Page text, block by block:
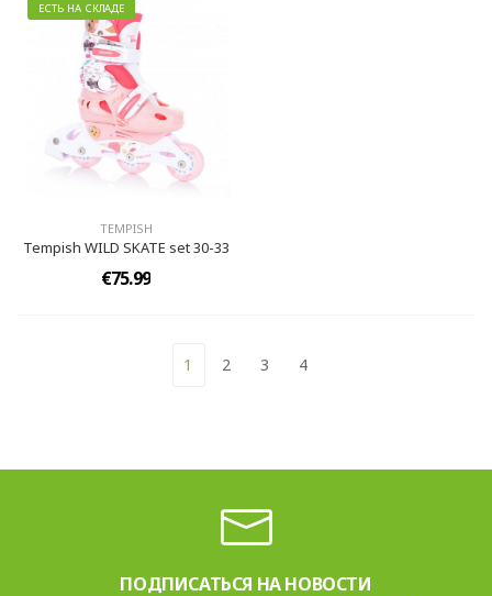
ЕСТЬ НА СКЛАДЕ
TEMPISH
Tempish WILD SKATE set 30-33
€75.99
1 2 3 4
ПОДПИСАТЬСЯ НА НОВОСТИ